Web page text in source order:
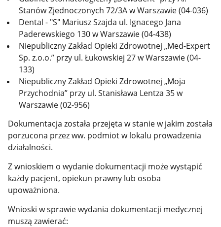
Stanów Zjednoczonych 72/3A w Warszawie (04-036)
Dental - "S" Mariusz Szajda ul. Ignacego Jana
Paderewskiego 130 w Warszawie (04-438)
Niepubliczny Zakład Opieki Zdrowotnej „Med-Expert
Sp. z.o.o.” przy ul. Łukowskiej 27 w Warszawie (04-
133)
Niepubliczny Zakład Opieki Zdrowotnej „Moja
Przychodnia” przy ul. Stanisława Lentza 35 w
Warszawie (02-956)
Dokumentacja została przejęta w stanie w jakim została
porzucona przez ww. podmiot w lokalu prowadzenia
działalności.
Z wnioskiem o wydanie dokumentacji może wystąpić
każdy pacjent, opiekun prawny lub osoba
upoważniona.
Wnioski w sprawie wydania dokumentacji medycznej
muszą zawierać: